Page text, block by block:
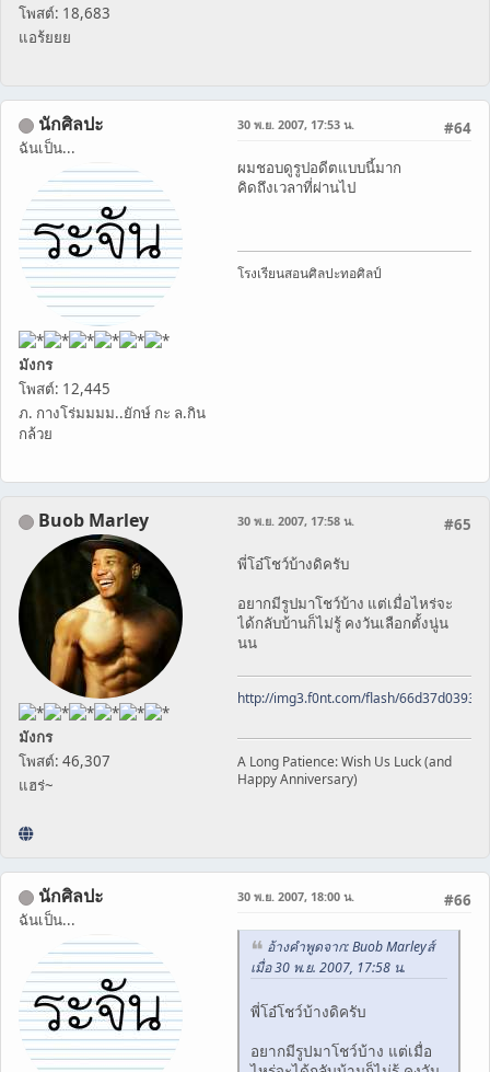
โพสต์: 18,683
แอร้ยยย
นักศิลปะ
ฉันเป็น...
มังกร
โพสต์: 12,445
ภ. กางโร่มมมม..ยักษ์ กะ ล.กิน
กล้วย
#64
30 พ.ย. 2007, 17:53 น.
ผมชอบดูรูปอดีตแบบนี้มาก
คิดถึงเวลาที่ผ่านไป
โรงเรียนสอนศิลปะทอศิลป์
Buob Marley
มังกร
โพสต์: 46,307
แฮร่~
#65
30 พ.ย. 2007, 17:58 น.
พี่โอ๋โชว์บ้างดิครับ
อยากมีรูปมาโชว์บ้าง แต่เมื่อไหร่จะ
ได้กลับบ้านก็ไม่รู้ คงวันเลือกตั้งนู่น
นน
http://img3.f0nt.com/flash/
A Long Patience: Wish Us Luck (and
Happy Anniversary)
นักศิลปะ
ฉันเป็น...
#66
30 พ.ย. 2007, 18:00 น.
อ้างคำพูดจาก: Buob Marleyส์
เมื่อ 30 พ.ย. 2007, 17:58 น.
พี่โอ๋โชว์บ้างดิครับ
อยากมีรูปมาโชว์บ้าง แต่เมื่อ